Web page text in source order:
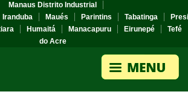
Manaus Distrito Industrial
Iranduba Maués Parintins Tabatinga
Humaitá Manacapuru Eirunepé
Tefé
do Acre